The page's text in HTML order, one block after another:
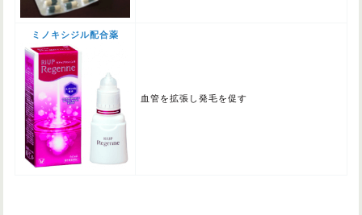
ミノキシジル配合薬
血管を拡張し発毛を促す